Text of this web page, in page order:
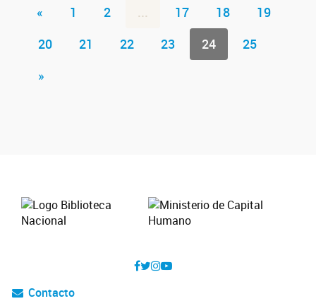
« 1 2 ... 17 18
19
20
21 22 23 24
25
»
Contacto